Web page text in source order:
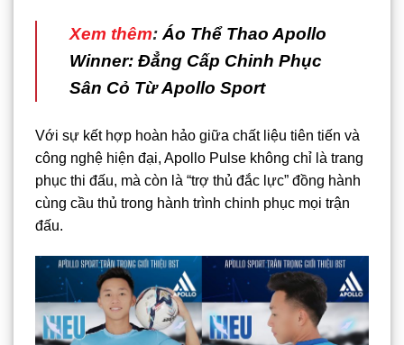
Xem thêm: Áo Thể Thao Apollo
Winner: Đẳng Cấp Chinh Phục
Sân Cỏ Từ Apollo Sport
Với sự kết hợp hoàn hảo giữa chất liệu tiên tiến và
công nghệ hiện đại, Apollo Pulse không chỉ là trang
phục thi đấu, mà còn là “trợ thủ đắc lực” đồng hành
cùng cầu thủ trong hành trình chinh phục mọi trận
đấu.